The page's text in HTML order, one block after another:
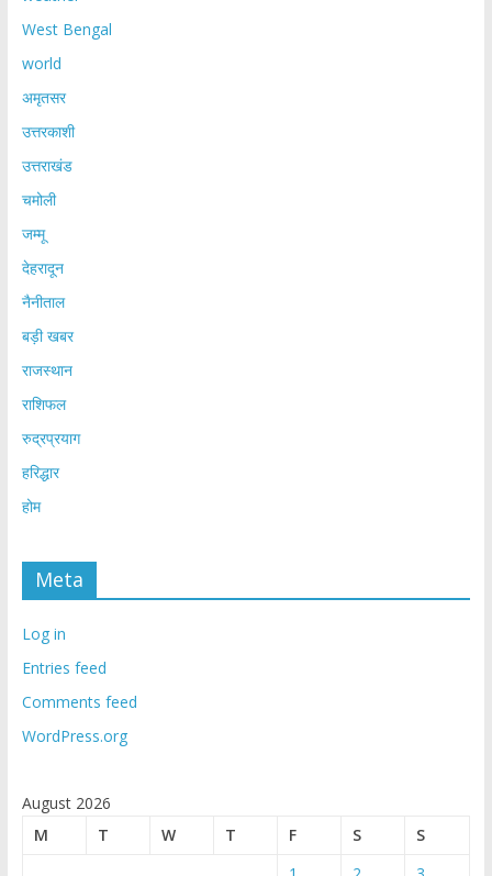
West Bengal
world
अमृतसर
उत्तरकाशी
उत्तराखंड
चमोली
जम्मू
देहरादून
नैनीताल
बड़ी खबर
राजस्थान
राशिफल
रुद्रप्रयाग
हरिद्धार
होम
Meta
Log in
Entries feed
Comments feed
WordPress.org
August 2026
M
T W T F S
S